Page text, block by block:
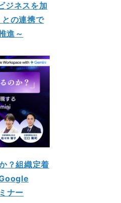
ネスを加
の連携で
進～
？組織定着
ナー